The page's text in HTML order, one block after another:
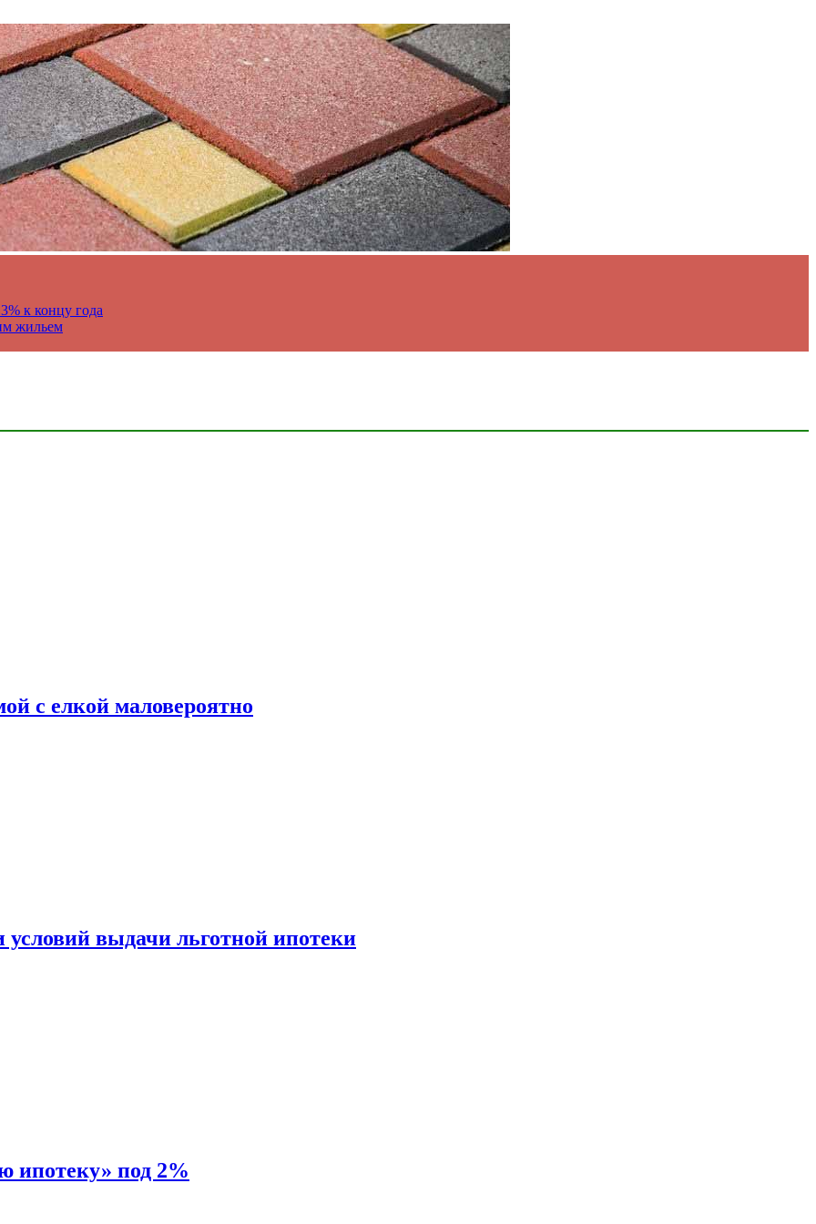
к концу года
жильем
с елкой маловероятно
условий выдачи льготной ипотеки
ипотеку» под 2%